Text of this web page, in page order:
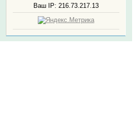
Ваш IP: 216.73.217.13